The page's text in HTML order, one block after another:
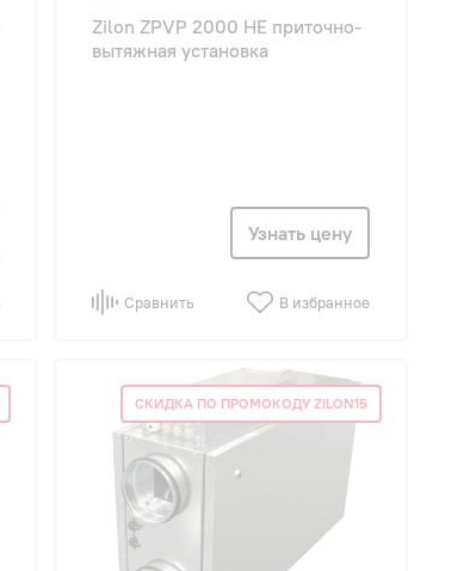
Zilon ZPVP 2000 HE приточно-
вытяжная установка
Узнать цену
Сравнить В избранное
СКИДКА ПО ПРОМОКОДУ ZILON15